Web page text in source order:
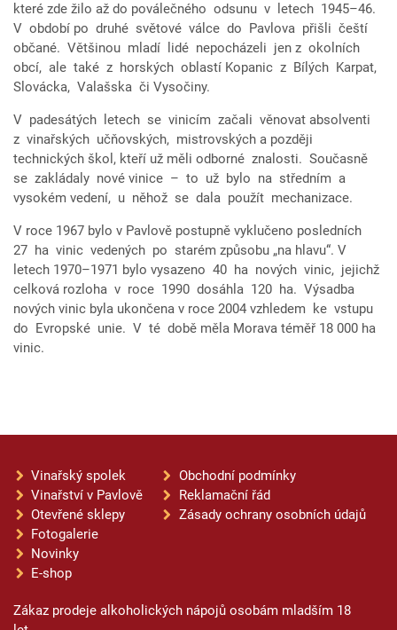
které zde žilo až do poválečného odsunu v letech 1945–46.
V období po druhé světové válce do Pavlova přišli čeští
občané. Většinou mladí lidé nepocházeli jen z okolních
obcí, ale také z horských oblastí Kopanic z Bílých Karpat,
Slovácka, Valašska či Vysočiny.
V padesátých letech se vinicím začali věnovat absolventi
z vinařských učňovských, mistrovských a později
technických škol, kteří už měli odborné znalosti. Současně
se zakládaly nové vinice – to už bylo na středním a
vysokém vedení, u něhož se dala použít mechanizace.
V roce 1967 bylo v Pavlově postupně vyklučeno posledních
27 ha vinic vedených po starém způsobu „na hlavu“. V
letech 1970–1971 bylo vysazeno 40 ha nových vinic, jejichž
celková rozloha v roce 1990 dosáhla 120 ha. Výsadba
nových vinic byla ukončena v roce 2004 vzhledem ke vstupu
do Evropské unie. V té době měla Morava téměř 18 000 ha
vinic.
Vinařský spolek
Vinařství v Pavlově
Otevřené sklepy
Fotogalerie
Novinky
E-shop
Obchodní podmínky
Reklamační řád
Zásady ochrany osobních údajů
Zákaz prodeje alkoholických nápojů osobám mladším 18